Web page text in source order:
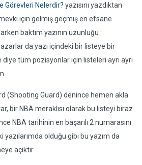
Görevleri Nelerdir? yazısını yazdıktan
için gelmiş geçmiş en efsane
baktım yazının uzunluğu
da yazı içindeki bir listeye bir
tüm pozisyonlar için listeleri ayrı ayrı
(Shooting Guard) denince hemen akla
bir NBA meraklısı olarak bu listeyi biraz
NBA tarihinin en başarılı 2 numarasını
yazılarımda olduğu gibi bu yazım da
açıktır.